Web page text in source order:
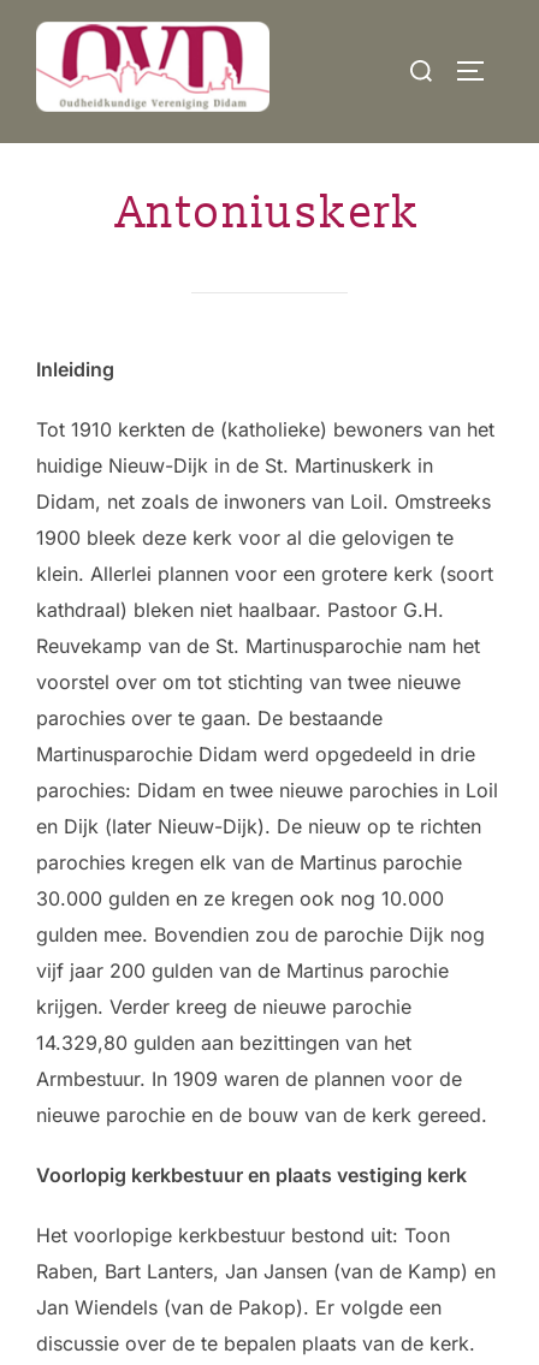
inhoud
Zoek
Antoniuskerk
Inleiding
Tot 1910 kerkten de (katholieke) bewoners van het
huidige Nieuw-Dijk in de St. Martinuskerk in
Didam, net zoals de inwoners van Loil. Omstreeks
1900 bleek deze kerk voor al die gelovigen te
klein. Allerlei plannen voor een grotere kerk (soort
kathdraal) bleken niet haalbaar. Pastoor G.H.
Reuvekamp van de St. Martinusparochie nam het
voorstel over om tot stichting van twee nieuwe
parochies over te gaan. De bestaande
Martinusparochie Didam werd opgedeeld in drie
parochies: Didam en twee nieuwe parochies in Loil
en Dijk (later Nieuw-Dijk). De nieuw op te richten
parochies kregen elk van de Martinus parochie
30.000 gulden en ze kregen ook nog 10.000
gulden mee. Bovendien zou de parochie Dijk nog
vijf jaar 200 gulden van de Martinus parochie
krijgen. Verder kreeg de nieuwe parochie
14.329,80 gulden aan bezittingen van het
Armbestuur. In 1909 waren de plannen voor de
nieuwe parochie en de bouw van de kerk gereed.
Voorlopig kerkbestuur en plaats vestiging kerk
Het voorlopige kerkbestuur bestond uit: Toon
Raben, Bart Lanters, Jan Jansen (van de Kamp) en
Jan Wiendels (van de Pakop). Er volgde een
discussie over de te bepalen plaats van de kerk.